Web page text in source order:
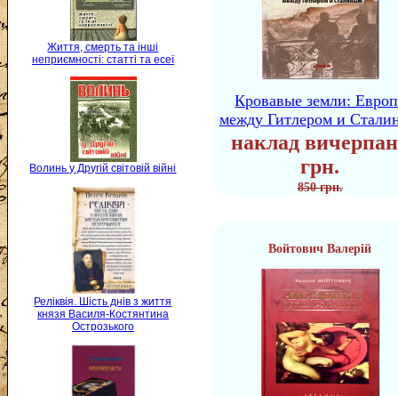
Життя, смерть та інші
неприємності: статті та есеї
Волинь у Другій світовій війні
Реліквія. Шість днів з життя
князя Василя-Костянтина
Острозького
Кровавые земли:
между Гитлером и
наклад
грн.
850 грн.
Войтович Валерій